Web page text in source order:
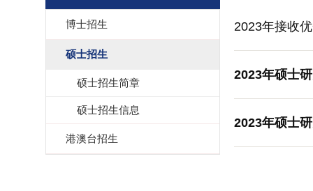
博士招生
硕士招生
硕士招生简章
硕士招生信息
港澳台招生
2023年接收
2023年硕士
2023年硕士